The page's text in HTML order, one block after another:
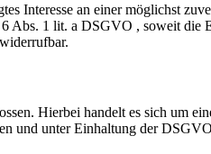
an einer möglichst
Abs. 1 lit. a DSGVO , soweit
Hierbei handelt es sich um
und unter Einhaltung der